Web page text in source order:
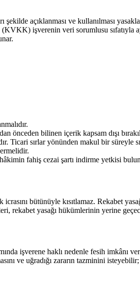
açıklanması ve kullanılması
işverenin veri sorumlusu sıfatıyla
önceden bilinen içerik kapsam dışı
Ticari sırlar yönünden makul bir süreyle
fahiş cezai şartı indirme yetkisi
bütünüyle kısıtlamaz. Rekabet
rekabet yasağı hükümlerinin yerine
işverene haklı nedenle fesih imkânı
ve uğradığı zararın tazminini